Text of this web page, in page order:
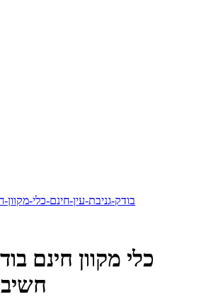
בודק-גניבת-עין-חינם-כלי-
כלי מקוון חינם